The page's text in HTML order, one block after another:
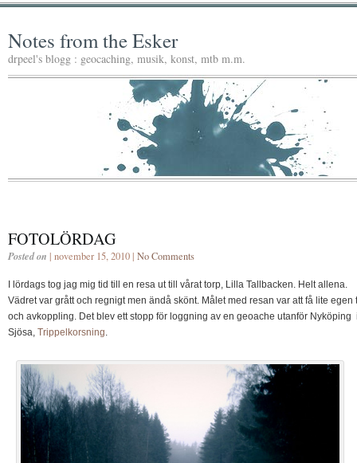
Notes from the Esker
drpeel's blogg : geocaching, musik, konst, mtb m.m.
FOTOLÖRDAG
Posted on | november 15, 2010 | No Comments
I lördags tog jag mig tid till en resa ut till vårat torp, Lilla Tallbacken. Helt allena.
Vädret var grått och regnigt men ändå skönt. Målet med resan var att få lite egen
och avkoppling. Det blev ett stopp för loggning av en geoache utanför Nyköping
Sjösa, Trippelkorsning